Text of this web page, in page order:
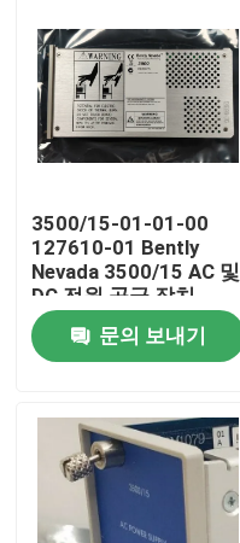
제품
우리 에 관한 것
3500/15-01-01-00
127610-01 Bently
Nevada 3500/15 AC 및
DC 전원 공급 장치
문의 보내기